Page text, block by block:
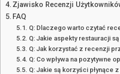
Zjawisko Recenzji
FAQ
Q: Dlaczego warto czytać
Q: Jakie aspekty restauracji
Q: Jak korzystać z recenzji
Q: Co wpływa na pozytywne
Q: Jakie są korzyści płynące